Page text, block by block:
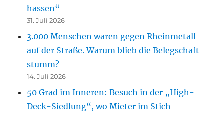
hassen“
31. Juli 2026
3.000 Menschen waren gegen Rheinmetall
auf der Straße. Warum blieb die Belegschaft
stumm?
14. Juli 2026
50 Grad im Inneren: Besuch in der „High-
Deck-Siedlung“, wo Mieter im Stich